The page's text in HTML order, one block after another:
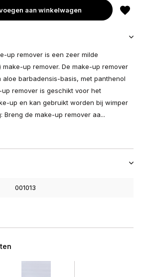
aan winkelwagen
up remover is een zeer milde
up remover. De make-up remover
aloe barbadensis-basis, met panthenol
remover is geschikt voor het
up en kan gebruikt worden bij wimper
Breng de make-up remover aa...
001013